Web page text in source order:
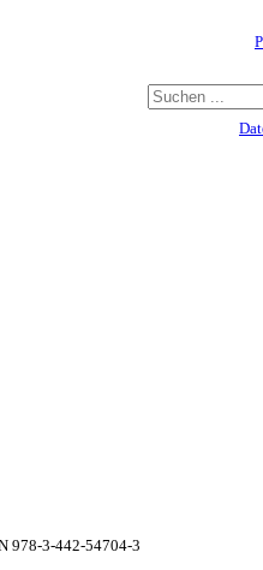
978-3-442-54704-3